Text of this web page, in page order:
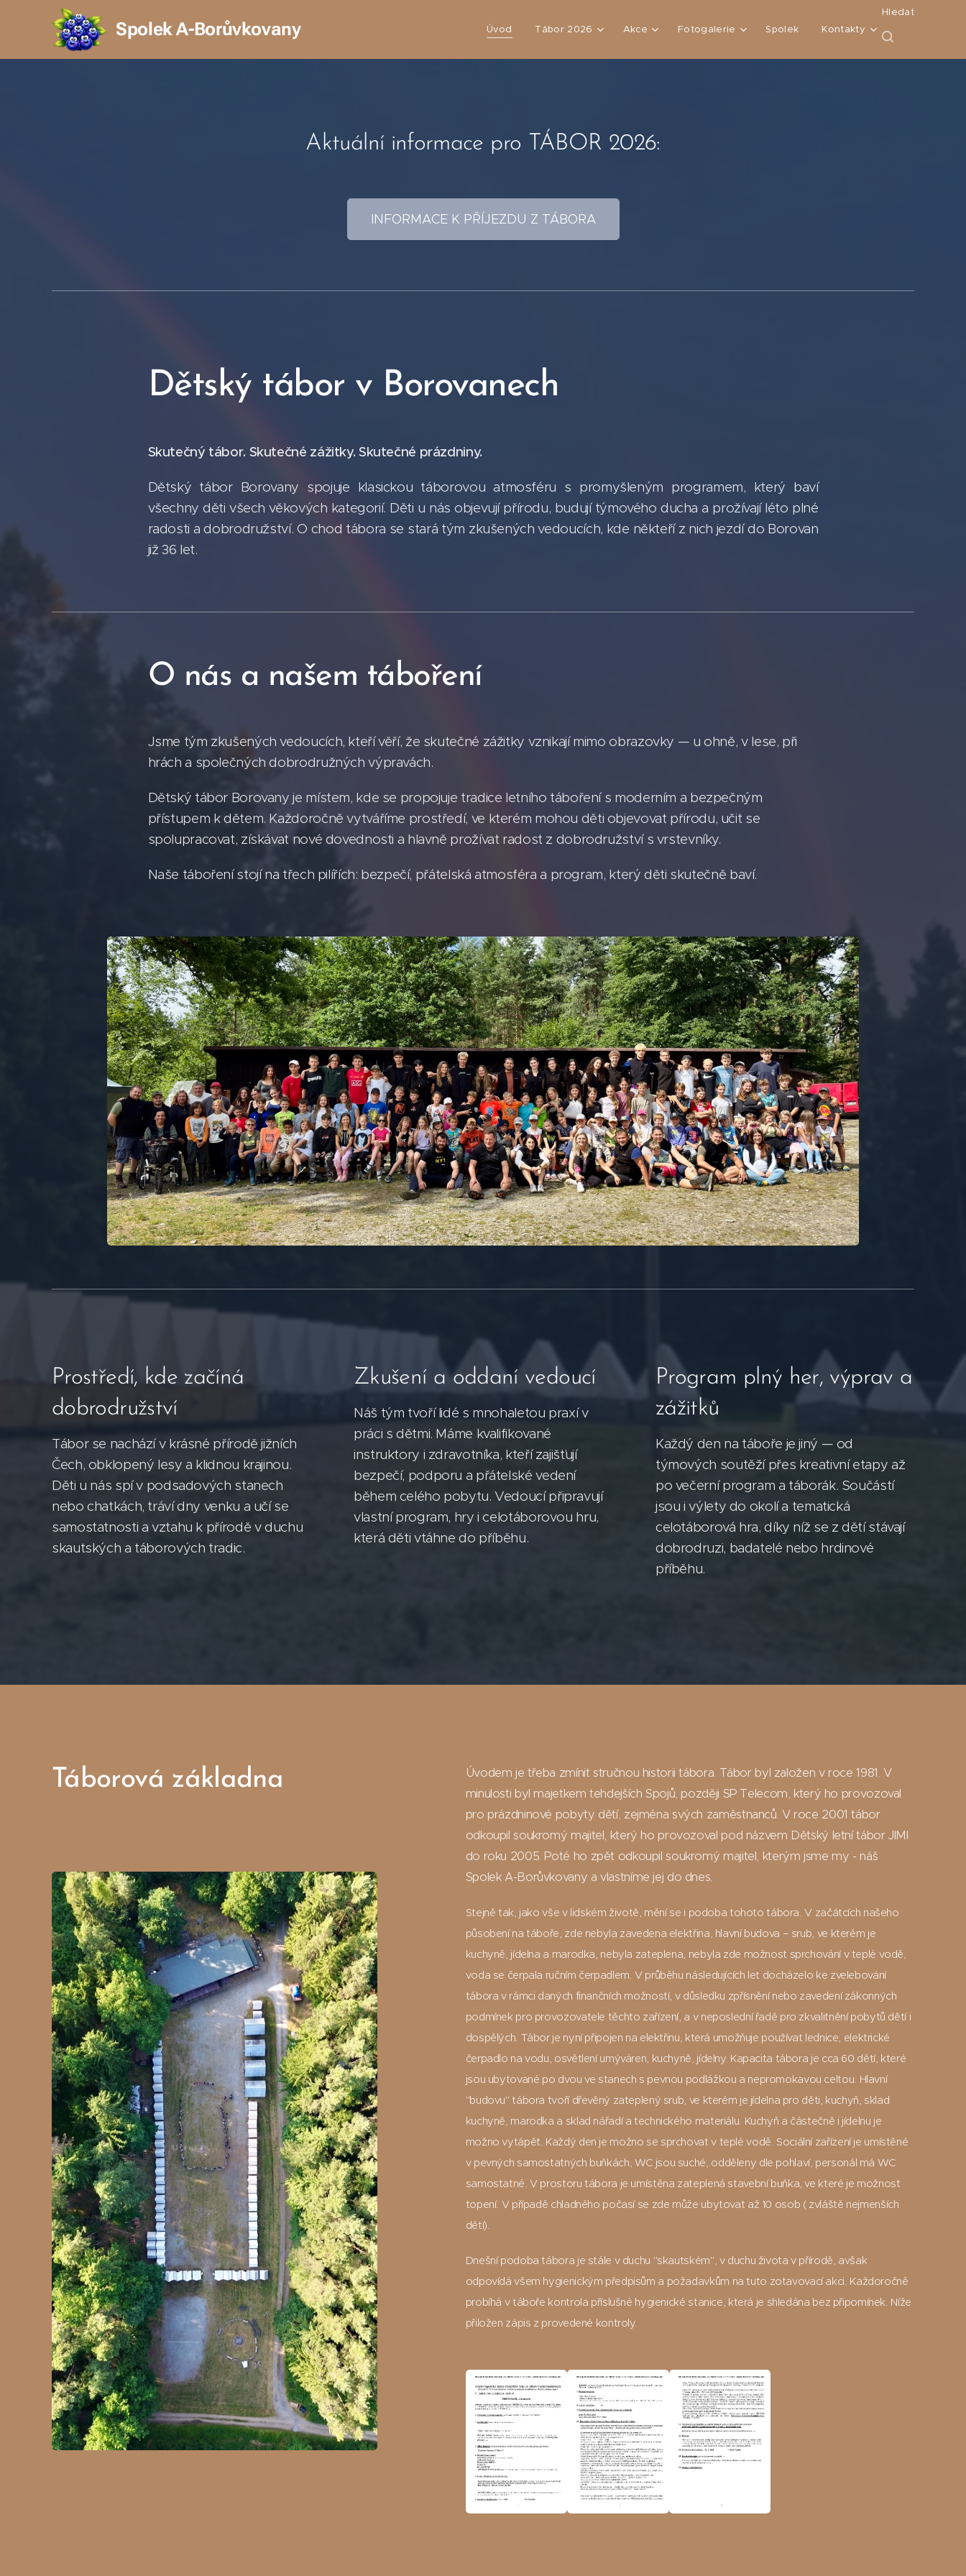
Spolek A-Borůvkovany Úvod Tábor 2026 Akce Fotogalerie Spolek Kontakty
Hledat
Aktuální informace pro TÁBOR 2026:
INFORMACE K PŘÍJEZDU Z TÁBORA
Dětský tábor v Borovanech
Skutečný tábor. Skutečné zážitky. Skutečné prázdniny.
Dětský tábor Borovany spojuje klasickou táborovou atmosféru s promyšleným programem, který baví
všechny děti všech věkových kategorií. Děti u nás objevují přírodu, budují týmového ducha a prožívají léto plné
radosti a dobrodružství. O chod tábora se stará tým zkušených vedoucích, kde někteří z nich jezdí do Borovan
již 36 let.
O nás a našem táboření
Jsme tým zkušených vedoucích, kteří věří, že skutečné zážitky vznikají mimo obrazovky — u ohně, v lese, při
hrách a společných dobrodružných výpravách.
Dětský tábor Borovany je místem, kde se propojuje tradice letního táboření s moderním a bezpečným
přístupem k dětem. Každoročně vytváříme prostředí, ve kterém mohou děti objevovat přírodu, učit se
spolupracovat, získávat nové dovednosti a hlavně prožívat radost z dobrodružství s vrstevníky.
Naše táboření stojí na třech pilířích: bezpečí, přátelská atmosféra a program, který děti skutečně baví.
Prostředí, kde začíná
dobrodružství
Tábor se nachází v krásné přírodě jižních
Čech, obklopený lesy a klidnou krajinou.
Děti u nás spí v podsadových stanech
nebo chatkách, tráví dny venku a učí se
samostatnosti a vztahu k přírodě v duchu
skautských a táborových tradic.
Zkušení a oddaní vedoucí
Náš tým tvoří lidé s mnohaletou praxí v
práci s dětmi. Máme kvalifikované
instruktory i zdravotníka, kteří zajišťují
bezpečí, podporu a přátelské vedení
během celého pobytu. Vedoucí připravují
vlastní program, hry i celotáborovou hru,
která děti vtáhne do příběhu.
Program plný her, výprav a
zážitků
Každý den na táboře je jiný — od
týmových soutěží přes kreativní etapy až
po večerní program a táborák. Součástí
jsou i výlety do okolí a tematická
celotáborová hra, díky níž se z dětí stávají
dobrodruzi, badatelé nebo hrdinové
příběhu.
Táborová základna
Úvodem je třeba zmínit stručnou historii tábora. Tábor byl založen v roce 1981. V
minulosti byl majetkem tehdejších Spojů, později SP Telecom, který ho provozoval
pro prázdninové pobyty dětí, zejména svých zaměstnanců. V roce 2001 tábor
odkoupil soukromý majitel, který ho provozoval pod názvem Dětský letní tábor JIMI
do roku 2005. Poté ho zpět odkoupil soukromý majitel, kterým jsme my - náš
Spolek A-Borůvkovany a vlastníme jej do dnes.
Stejně tak, jako vše v lidském životě, mění se i podoba tohoto tábora. V začátcích našeho
působení na táboře, zde nebyla zavedena elektřina, hlavní budova – srub, ve kterém je
kuchyně, jídelna a marodka, nebyla zateplena, nebyla zde možnost sprchování v teplé vodě,
voda se čerpala ručním čerpadlem. V průběhu následujících let docházelo ke zvelebování
tábora v rámci daných finančních možností, v důsledku zpřísnění nebo zavedení zákonných
podmínek pro provozovatele těchto zařízení, a v neposlední řadě pro zkvalitnění pobytů dětí i
dospělých. Tábor je nyní připojen na elektřinu, která umožňuje používat lednice, elektrické
čerpadlo na vodu, osvětlení umýváren, kuchyně, jídelny. Kapacita tábora je cca 60 dětí, které
jsou ubytované po dvou ve stanech s pevnou podlážkou a nepromokavou celtou. Hlavní
"budovu" tábora tvoří dřevěný zateplený srub, ve kterém je jídelna pro děti, kuchyň, sklad
kuchyně, marodka a sklad nářadí a technického materiálu. Kuchyň a částečně i jídelnu je
možno vytápět. Každý den je možno se sprchovat v teplé vodě. Sociální zařízení je umístěné
v pevných samostatných buňkách, WC jsou suché, odděleny dle pohlaví, personál má WC
samostatné. V prostoru tábora je umístěna zateplená stavební buňka, ve které je možnost
topení. V případě chladného počasí se zde může ubytovat až 10 osob ( zvláště nejmenších
dětí).
Dnešní podoba tábora je stále v duchu "skautském", v duchu života v přírodě, avšak
odpovídá všem hygienickým předpisům a požadavkům na tuto zotavovací akci. Každoročně
probíhá v táboře kontrola příslušné hygienické stanice, která je shledána bez připomínek. Níže
přiložen zápis z provedené kontroly.